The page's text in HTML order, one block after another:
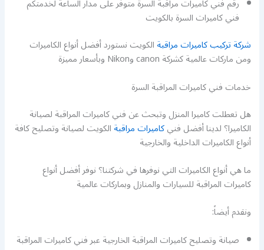
رقم فني كاميرات مراقبة السرة متوفر على مدار الساعة لخدمتكم
فني كاميرات السرة بالكويت
شركة تركيب كاميرات مراقبةالكويت نستورد أفضل أنواع الكاميرات
ومن ماركات عالمية كشركة canon وNikon وبأسعار مميزة
خدمات فني كاميرات المراقبة السرة
هل تعطلت كاميرا المنزل وتبحث عن فني كاميرات المراقبة لصيانة
الكاميرا؟ لدينا أفضل فنيكاميرات مراقبةالكويت لصيانة وتصليح كافة
أنواع الكاميرات الداخلية والخارجية
ما هي أنواع الكاميرات التي نوفرها في شركتنا؟ نوفر أفضل أنواع
كاميرات المراقبة للسيارات والمنازل وبماركات عالمية
ونقدم أيضاً:
صيانة وتصليح كاميرات المراقبة الخارجية عبر فني كاميرات المراقبة